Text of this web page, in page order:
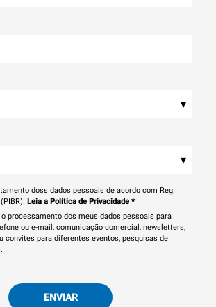
▾
▾
doss dados pessoais de acordo com Reg.
Leia a Política de Privacidade *
processamento dos meus dados pessoais para
ou e-mail, comunicação comercial, newsletters,
convites para diferentes eventos, pesquisas de
ENVIAR